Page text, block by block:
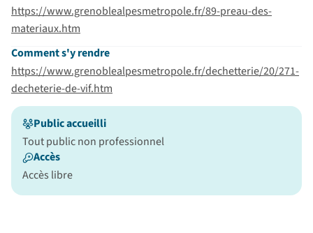
https://www.grenoblealpesmetropole.fr/89-preau-des-
materiaux.htm
Comment s'y rendre
https://www.grenoblealpesmetropole.fr/dechetterie/20/271-
decheterie-de-vif.htm
Public accueilli
Tout public non professionnel
Accès
Accès libre